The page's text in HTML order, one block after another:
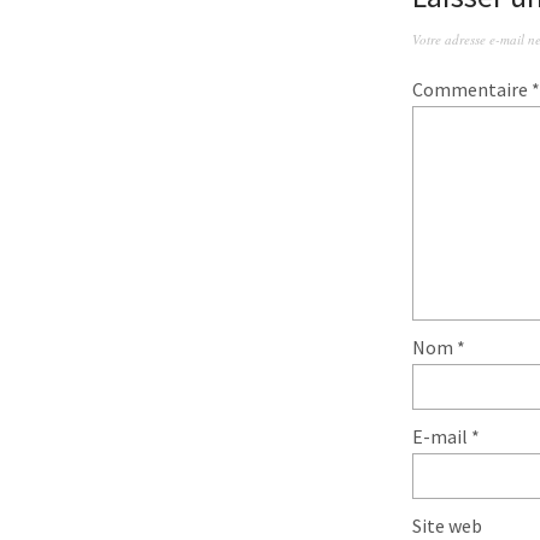
Votre adresse e-mail
Commentaire *
Nom *
E-mail *
Site web